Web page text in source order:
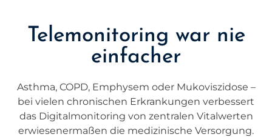
Telemonitoring war nie
einfacher
Asthma, COPD, Emphysem oder Mukoviszidose –
bei vielen chronischen Erkrankungen verbessert
das Digitalmonitoring von zentralen Vitalwerten
erwiesenermaßen die medizinische Versorgung.